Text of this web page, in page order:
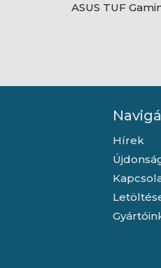
ASUS TUF
Hírek